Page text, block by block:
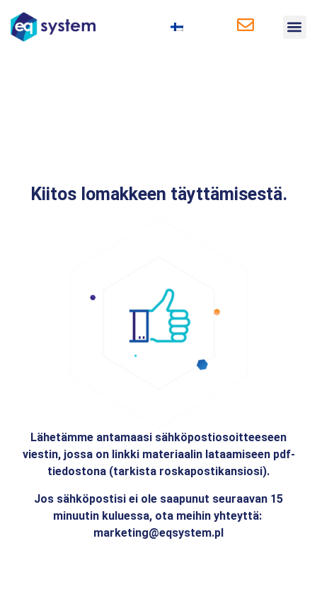
Kiitos lomakkeen täyttämisestä.
Lähetämme antamaasi sähköpostiosoitteeseen
viestin, jossa on linkki materiaalin lataamiseen pdf-
tiedostona (tarkista roskapostikansiosi).
Jos sähköpostisi ei ole saapunut seuraavan 15
minuutin kuluessa, ota meihin yhteyttä:
marketing@eqsystem.pl